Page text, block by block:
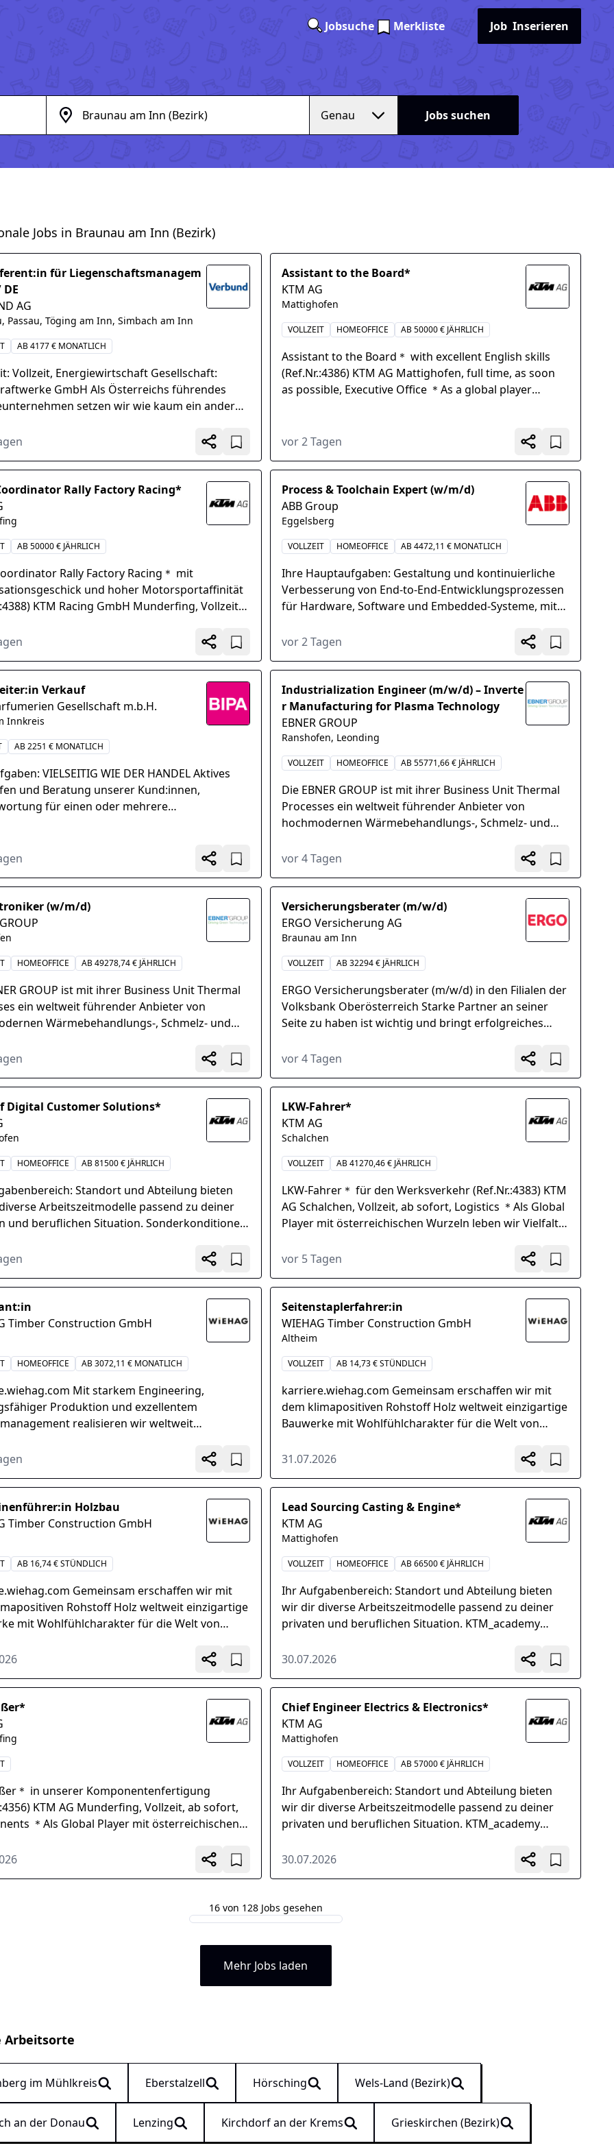
Jobsuche Merkliste Job Inserieren
Genau Jobs suchen
Jobs in Braunau am Inn (Bezirk)
für Liegenschaftsmanagem
AG
Passau, Töging am Inn, Simbach am Inn
AB 4177 € MONATLICH
Vollzeit, Energiewirtschaft Gesellschaft:
GmbH Als Österreichs führendes
setzen wir wie kaum ein anderer
Assistant to the Board*
KTM AG
Mattighofen
VOLLZEIT HOMEOFFICE AB 50000 € JÄHRLICH
Assistant to the Board＊ with excellent English skills
(Ref.Nr.:4386) KTM AG Mattighofen, full time, as soon
as possible, Executive Office ＊As a global player
vor 2 Tagen
Rally Factory Racing*
AB 50000 € JÄHRLICH
Rally Factory Racing＊ mit
und hoher Motorsportaffinität
KTM Racing GmbH Munderfing, Vollzeit,
Process & Toolchain Expert (w/m/d)
ABB Group
Eggelsberg
VOLLZEIT HOMEOFFICE AB 4472,11 € MONATLICH
Ihre Hauptaufgaben: Gestaltung und kontinuierliche
Verbesserung von End-to-End-Entwicklungsprozessen
für Hardware, Software und Embedded-Systeme, mit
Compliance-Anforderungen...
vor 2 Tagen
Verkauf
Gesellschaft m.b.H.
Innkreis
AB 2251 € MONATLICH
VIELSEITIG WIE DER HANDEL Aktives
und Beratung unserer Kund:innen,
für einen oder mehrere
Industrialization Engineer (m/w/d) – Inverte
r Manufacturing for Plasma Technology
EBNER GROUP
Ranshofen, Leonding
VOLLZEIT HOMEOFFICE AB 55771,66 € JÄHRLICH
Die EBNER GROUP ist mit ihrer Business Unit Thermal
Processes ein weltweit führender Anbieter von
hochmodernen Wärmebehandlungs-, Schmelz- und
vor 4 Tagen
(w/m/d)
HOMEOFFICE AB 49278,74 € JÄHRLICH
GROUP ist mit ihrer Business Unit Thermal
ein weltweit führender Anbieter von
Wärmebehandlungs-, Schmelz- und
Versicherungsberater (m/w/d)
ERGO Versicherung AG
Braunau am Inn
VOLLZEIT AB 32294 € JÄHRLICH
ERGO Versicherungsberater (m/w/d) in den Filialen der
Volksbank Oberösterreich Starke Partner an seiner
Seite zu haben ist wichtig und bringt erfolgreiches
vor 4 Tagen
Digital Customer Solutions*
HOMEOFFICE AB 81500 € JÄHRLICH
Standort und Abteilung bieten
Arbeitszeitmodelle passend zu deiner
und beruflichen Situation. Sonderkonditionen
LKW-Fahrer*
KTM AG
Schalchen
VOLLZEIT AB 41270,46 € JÄHRLICH
LKW-Fahrer＊ für den Werksverkehr (Ref.Nr.:4383) KTM
AG Schalchen, Vollzeit, ab sofort, Logistics ＊Als Global
Player mit österreichischen Wurzeln leben wir Vielfalt.
vor 5 Tagen
Timber Construction GmbH
HOMEOFFICE AB 3072,11 € MONATLICH
Mit starkem Engineering,
Produktion und exzellentem
realisieren wir weltweit
Seitenstaplerfahrer:in
WIEHAG Timber Construction GmbH
Altheim
VOLLZEIT AB 14,73 € STÜNDLICH
karriere.wiehag.com Gemeinsam erschaffen wir mit
dem klimapositiven Rohstoff Holz weltweit einzigartige
Bauwerke mit Wohlfühlcharakter für die Welt von
31.07.2026
Holzbau
Timber Construction GmbH
AB 16,74 € STÜNDLICH
Gemeinsam erschaffen wir mit
Rohstoff Holz weltweit einzigartige
mit Wohlfühlcharakter für die Welt von
Lead Sourcing Casting & Engine*
KTM AG
Mattighofen
VOLLZEIT HOMEOFFICE AB 66500 € JÄHRLICH
Ihr Aufgabenbereich: Standort und Abteilung bieten
wir dir diverse Arbeitszeitmodelle passend zu deiner
privaten und beruflichen Situation. KTM_academy
hochwertige...
30.07.2026
＊ in unserer Komponentenfertigung
KTM AG Munderfing, Vollzeit, ab sofort,
＊Als Global Player mit österreichischen
Chief Engineer Electrics & Electronics*
KTM AG
Mattighofen
VOLLZEIT HOMEOFFICE AB 57000 € JÄHRLICH
Ihr Aufgabenbereich: Standort und Abteilung bieten
wir dir diverse Arbeitszeitmodelle passend zu deiner
privaten und beruflichen Situation. KTM_academy
hochwertige...
30.07.2026
16 von 128 Jobs gesehen
Mehr Jobs laden
Arbeitsorte
im Mühlkreis Eberstalzell Hörsching Wels-Land (Bezirk)
an der Donau Lenzing Kirchdorf an der Krems Grieskirchen (Bezirk)